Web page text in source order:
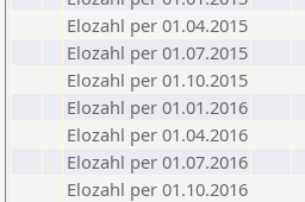
Elozahl per 01.04.2015
Elozahl per 01.07.2015
Elozahl per 01.10.2015
Elozahl per 01.01.2016
Elozahl per 01.04.2016
Elozahl per 01.07.2016
Elozahl per 01.10.2016